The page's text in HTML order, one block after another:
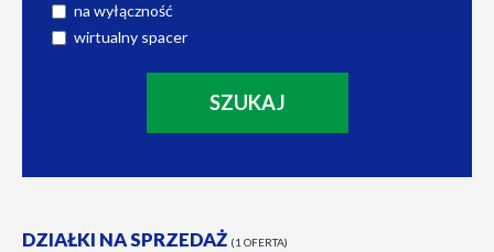
na wyłączność
wirtualny spacer
DZIAŁKI NA SPRZEDAŻ 1 OFERTA